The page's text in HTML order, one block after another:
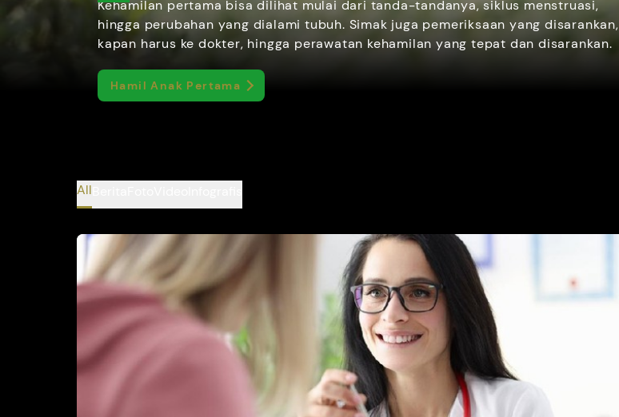
Kehamilan pertama bisa dilihat mulai dari tanda-tandanya, siklus menstruasi,
hingga perubahan yang dialami tubuh. Simak juga pemeriksaan yang disarankan,
kapan harus ke dokter, hingga perawatan kehamilan yang tepat dan disarankan.
Hamil Anak Pertama
All